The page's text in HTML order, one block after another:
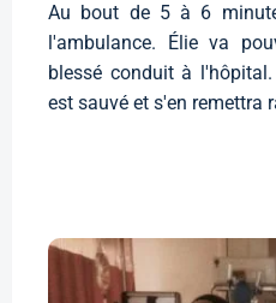
Au bout de 5 à 6
l'ambulance. Élie va
blessé conduit à
est sauvé et s'en remettra